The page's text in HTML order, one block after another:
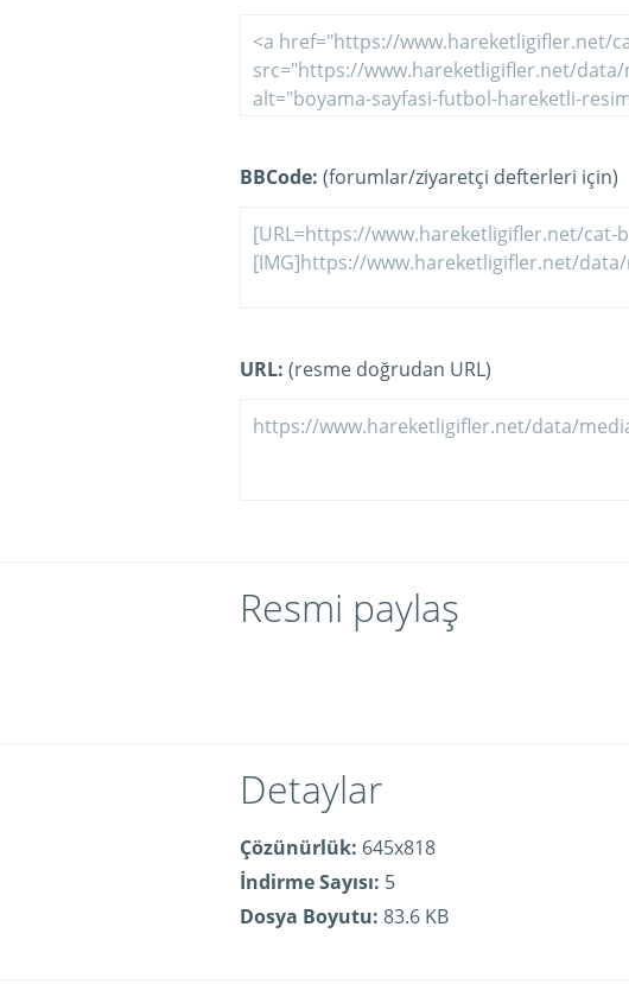
BBCode: (forumlar/ziyaretçi defterleri için)
URL: (resme doğrudan URL)
Resmi paylaş
Detaylar
Çözünürlük: 645x818
İndirme Sayısı: 5
Dosya Boyutu: 83.6 KB